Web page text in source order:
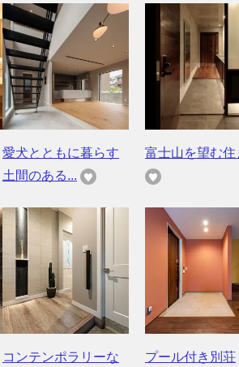
愛犬とともに暮らす
土間のある...
富士山を望む住
コンテンポラリーな
プール付き別荘